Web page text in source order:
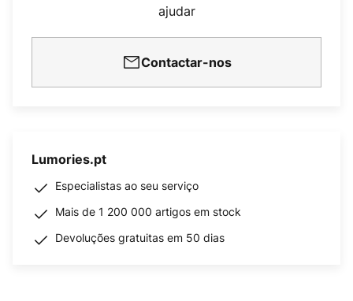
ajudar
Contactar-nos
Lumories.pt
Especialistas ao seu serviço
Mais de 1 200 000 artigos em stock
Devoluções gratuitas em 50 dias